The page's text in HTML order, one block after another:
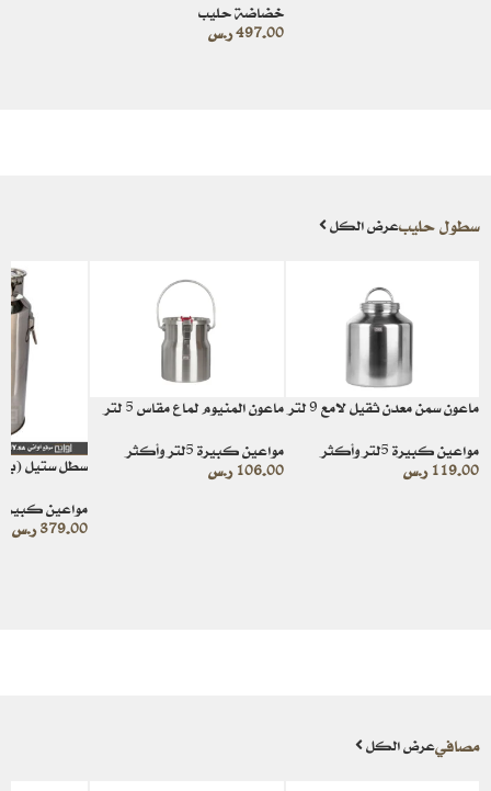
خضاضة حليب
497.00ر.س
سطول حليبعرض الكل
ماعون سمن معدن ثقيل لامع 9 لتر
مواعين كبيرة 5لتر وأكثر
119.00 ر.س
ماعون المنيوم لماع مقاس 5 لتر
مواعين كبيرة 5لتر وأكثر
106.00 ر.س
سطل ستيل
مواعين كبيرة 5لتر
379.00ر.س
مصافيعرض الكل